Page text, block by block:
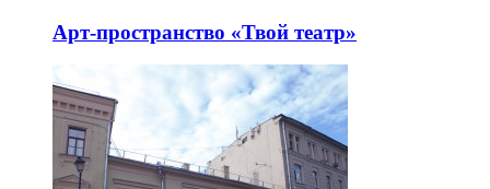
Арт-пространство «Твой театр»